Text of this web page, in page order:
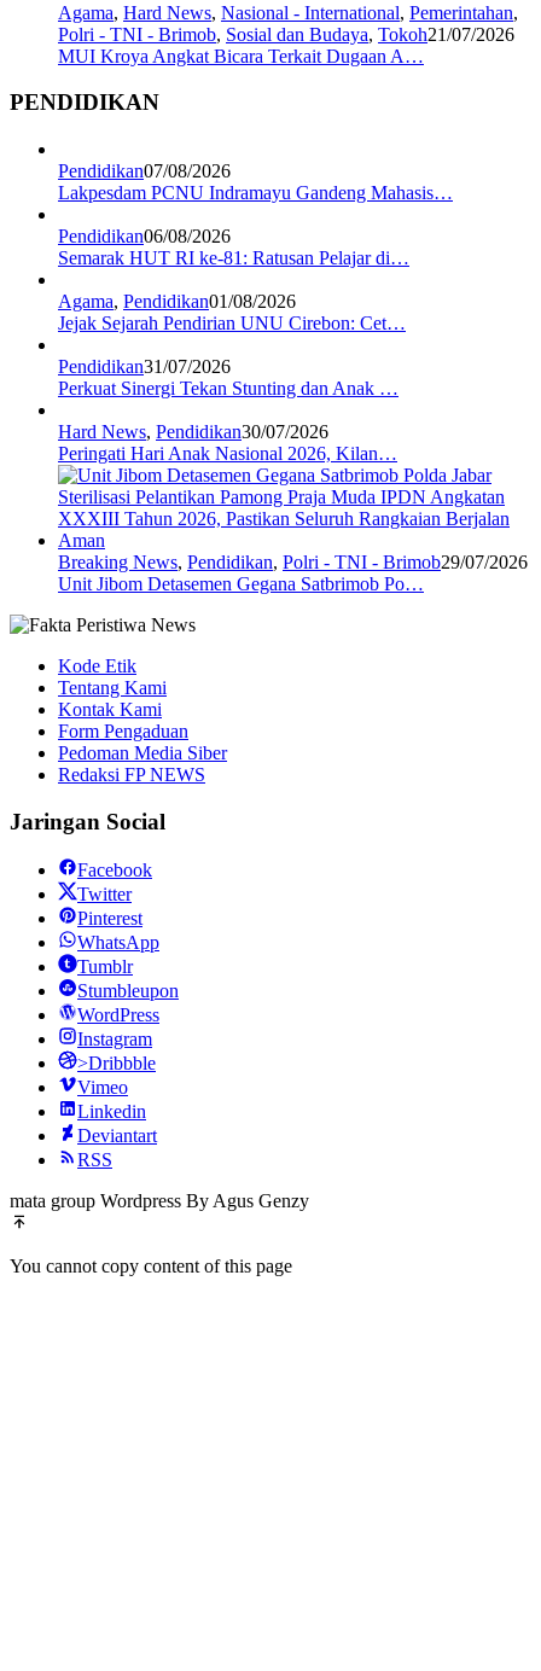
Agama, Hard News, Nasional - International, Pemerintahan,
Polri - TNI - Brimob, Sosial dan Budaya, Tokoh21/07/2026
MUI Kroya Angkat Bicara Terkait Dugaan A…
PENDIDIKAN
Pendidikan07/08/2026
Lakpesdam PCNU Indramayu Gandeng Mahasis…
Pendidikan06/08/2026
Semarak HUT RI ke-81: Ratusan Pelajar di…
Agama, Pendidikan01/08/2026
Jejak Sejarah Pendirian UNU Cirebon: Cet…
Pendidikan31/07/2026
Perkuat Sinergi Tekan Stunting dan Anak …
Hard News, Pendidikan30/07/2026
Peringati Hari Anak Nasional 2026, Kilan…
Breaking News, Pendidikan, Polri - TNI - Brimob29/07/2026
Unit Jibom Detasemen Gegana Satbrimob Po…
Kode Etik
Tentang Kami
Kontak Kami
Form Pengaduan
Pedoman Media Siber
Redaksi FP NEWS
Jaringan Social
Facebook
Twitter
Pinterest
WhatsApp
Tumblr
Stumbleupon
WordPress
Instagram
>Dribbble
Vimeo
Linkedin
Deviantart
RSS
mata group Wordpress By Agus Genzy
You cannot copy content of this page